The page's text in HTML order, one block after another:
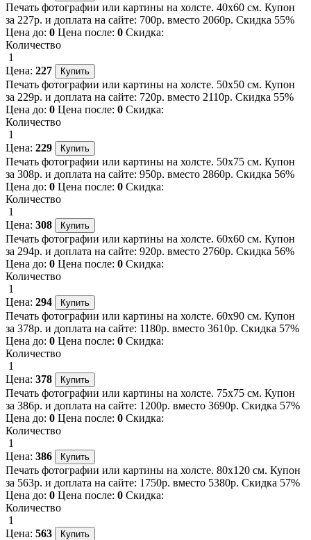
Печать фотографии или картины на холсте. 40х60 см. Купон
за 227р. и доплата на сайте: 700р. вместо 2060р. Скидка 55%
Цена до: 0 Цена после: 0 Скидка:
Количество
1
Цена: 227
Печать фотографии или картины на холсте. 50х50 см. Купон
за 229р. и доплата на сайте: 720р. вместо 2110р. Скидка 55%
Цена до: 0 Цена после: 0 Скидка:
Количество
1
Цена: 229
Печать фотографии или картины на холсте. 50х75 см. Купон
за 308р. и доплата на сайте: 950р. вместо 2860р. Скидка 56%
Цена до: 0 Цена после: 0 Скидка:
Количество
1
Цена: 308
Печать фотографии или картины на холсте. 60х60 см. Купон
за 294р. и доплата на сайте: 920р. вместо 2760р. Скидка 56%
Цена до: 0 Цена после: 0 Скидка:
Количество
1
Цена: 294
Печать фотографии или картины на холсте. 60х90 см. Купон
за 378р. и доплата на сайте: 1180р. вместо 3610р. Скидка 57%
Цена до: 0 Цена после: 0 Скидка:
Количество
1
Цена: 378
Печать фотографии или картины на холсте. 75х75 см. Купон
за 386р. и доплата на сайте: 1200р. вместо 3690р. Скидка 57%
Цена до: 0 Цена после: 0 Скидка:
Количество
1
Цена: 386
Печать фотографии или картины на холсте. 80х120 см. Купон
за 563р. и доплата на сайте: 1750р. вместо 5380р. Скидка 57%
Цена до: 0 Цена после: 0 Скидка:
Количество
1
Цена: 563